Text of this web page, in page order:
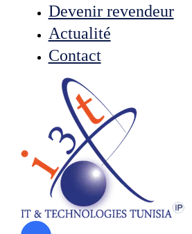
Devenir revendeur
Actualité
Contact